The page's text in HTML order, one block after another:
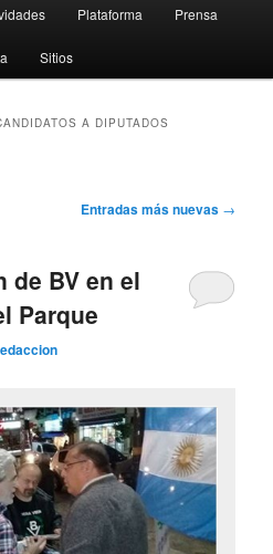
Plataforma Prensa
Sitios
A DIPUTADOS
Entradas más nuevas →
de BV en el
Parque